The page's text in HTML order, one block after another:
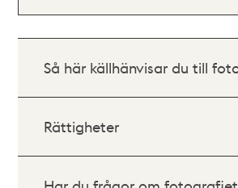
Så här källhänvisar du till
Rättigheter